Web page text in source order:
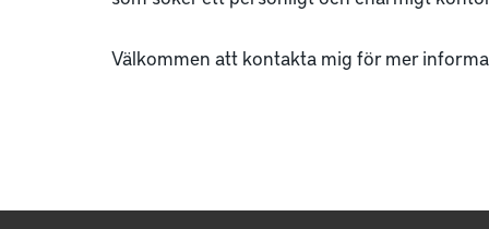
Välkommen att kontakta mig för mer